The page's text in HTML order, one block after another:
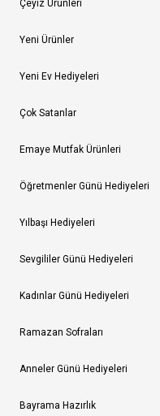
Çeyiz Ürünleri
Yeni Ürünler
Yeni Ev Hediyeleri
Çok Satanlar
Emaye Mutfak Ürünleri
Öğretmenler Günü Hediyeleri
Yılbaşı Hediyeleri
Sevgililer Günü Hediyeleri
Kadınlar Günü Hediyeleri
Ramazan Sofraları
Anneler Günü Hediyeleri
Bayrama Hazırlık